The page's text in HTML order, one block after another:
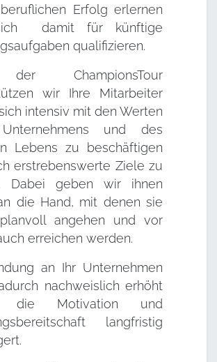
Erfolg erlernen
damit für künftige
qualifizieren.
ChampionsTour
wir Ihre Mitarbeiter
intensiv mit den Werten
und des
Lebens zu beschäftigen
erstrebenswerte Ziele zu
Dabei geben wir ihnen
die Hand, mit denen sie
angehen und vor
erreichen werden.
an Ihr Unternehmen
nachweislich erhöht
die Motivation und
langfristig